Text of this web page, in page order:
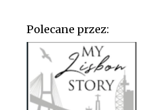
Polecane przez: